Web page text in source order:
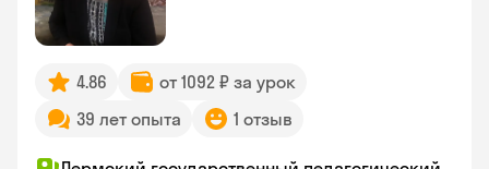
4.86
от 1092 ₽ за урок
39 лет опыта
1 отзыв